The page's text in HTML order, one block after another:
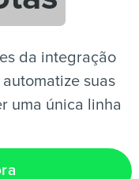
da integração
suas
uma única linha